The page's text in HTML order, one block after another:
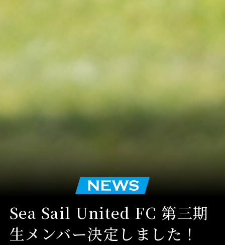
Sea Sail United FC 第三期
生メンバー決定しました！